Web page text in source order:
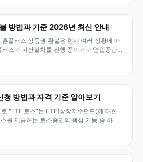
방법과 기준 2026년 최신 안내
플러스 상품권 환불은 현재 여러 상황에 따
스가 파산절차를 진행 중이거나 영업중단
방법과 자격 기준 알아보기
"ETF 토스"는 ETF(상장지수펀드)에 대한
를 제공하는 토스증권의 핵심 기능 중 하